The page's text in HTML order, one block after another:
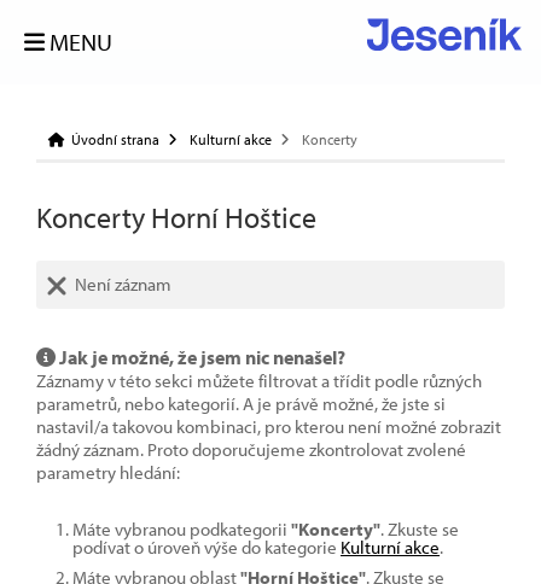
MENU
Úvodní strana Kulturní akce Koncerty
Koncerty Horní Hoštice
Není záznam
Jak je možné, že jsem nic nenašel?
Záznamy v této sekci můžete filtrovat a třídit podle různých
parametrů, nebo kategorií. A je právě možné, že jste si
nastavil/a takovou kombinaci, pro kterou není možné zobrazit
žádný záznam. Proto doporučujeme zkontrolovat zvolené
parametry hledání:
Máte vybranou podkategorii "Koncerty". Zkuste se
podívat o úroveň výše do kategorie Kulturní akce.
Máte vybranou oblast"Horní Hoštice". Zkuste se